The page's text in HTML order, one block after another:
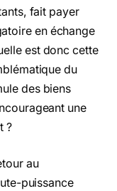
fait payer
en échange
est donc cette
du
des biens
une
?
au
puissance